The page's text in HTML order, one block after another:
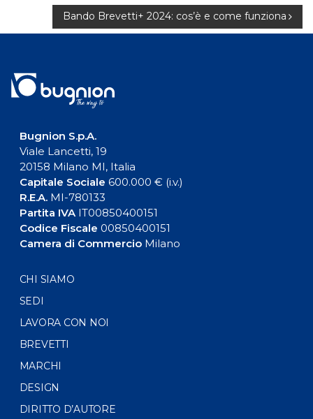
articoliBando Brevetti+ 2024: cos’è e come funziona
Bugnion S.p.A.
Viale Lancetti, 19
20158 Milano MI, Italia
Capitale Sociale 600.000 € (i.v.)
R.E.A.MI-780133
Partita IVAIT00850400151
Codice Fiscale 00850400151
Camera di CommercioMilano
CHI SIAMO
SEDI
LAVORA CON NOI
BREVETTI
MARCHI
DESIGN
DIRITTO D’AUTORE